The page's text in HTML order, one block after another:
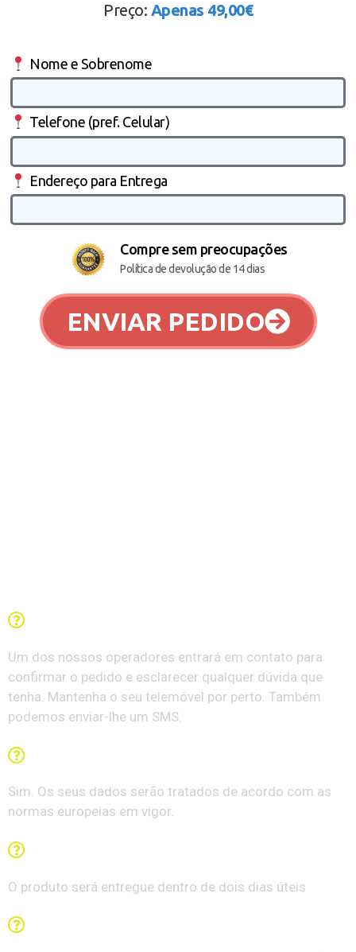
Preço: Apenas 49,00€
Nome e Sobrenome
Telefone (pref. Celular)
Endereço para Entrega
Compre sem preocupações
Política de devolução de 14 dias
ENVIAR PEDIDO
Um dos nossos operadores entrará em contato para
confirmar o pedido e esclarecer qualquer dúvida que
tenha. Mantenha o seu telemóvel por perto. Também
podemos enviar-lhe um SMS.
Sim. Os seus dados serão tratados de acordo com as
normas europeias em vigor.
O produto será entregue dentro de dois dias úteis